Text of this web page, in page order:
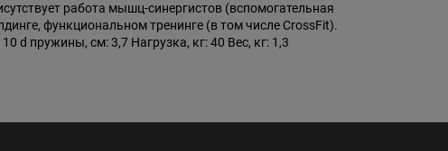
работа мышц-синергистов (вспомогательная
функциональном тренинге (в том числе CrossFit).
d пружины, см: 3,7 Нагрузка, кг: 40 Вес, кг: 1,3